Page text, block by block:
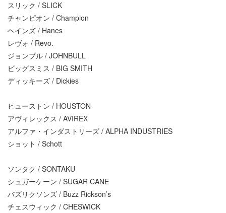
スリック / SLICK
チャンピオン / Champion
ヘインズ / Hanes
レヴォ / Revo.
ジョンブル / JOHNBULL
ビッグスミス / BIG SMITH
ディッキーズ / Dickies
ヒューストン / HOUSTON
アヴィレックス / AVIREX
アルファ・インダストリーズ / ALPHA INDUSTRIES
ショット / Schott
ソンタク / SONTAKU
シュガーケーン / SUGAR CANE
バズリクソンズ / Buzz Rickson’s
チェスウィック / CHESWICK